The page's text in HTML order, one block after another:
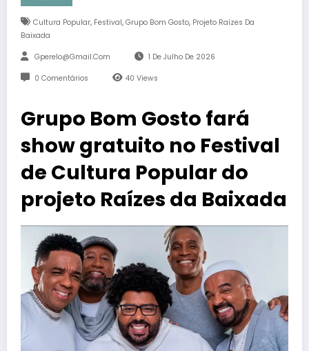
Cultura Popular, Festival, Grupo Bom Gosto, Projeto Raízes Da
Baixada
Gperelo@gmail.com 1 De Julho De 2026
0 Comentários 40 Views
Grupo Bom Gosto fará
show gratuito no Festival
de Cultura Popular do
projeto Raízes da Baixada